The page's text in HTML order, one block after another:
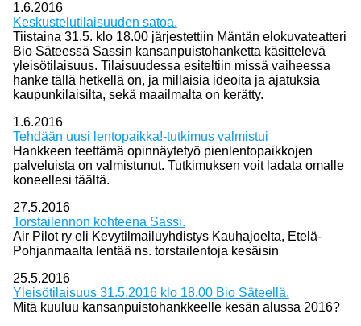
1.6.2016
Keskustelutilaisuuden satoa.
Tiistaina 31.5. klo 18.00 järjestettiin Mäntän elokuvateatteri
Bio Säteessä Sassin kansanpuistohanketta käsittelevä
yleisötilaisuus. Tilaisuudessa esiteltiin missä vaiheessa
hanke tällä hetkellä on, ja millaisia ideoita ja ajatuksia
kaupunkilaisilta, sekä maailmalta on kerätty.
1.6.2016
Tehdään uusi lentopaikka!-tutkimus valmistui
Hankkeen teettämä opinnäytetyö pienlentopaikkojen
palveluista on valmistunut. Tutkimuksen voit ladata omalle
koneellesi täältä.
27.5.2016
Torstailennon kohteena Sassi.
Air Pilot ry eli Kevytilmailuyhdistys Kauhajoelta, Etelä-
Pohjanmaalta lentää ns. torstailentoja kesäisin
25.5.2016
Yleisötilaisuus 31.5.2016 klo 18.00 Bio Säteellä.
Mitä kuuluu kansanpuistohankkeelle kesän alussa 2016?